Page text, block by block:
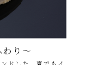
り～
ドした、夏でもイ